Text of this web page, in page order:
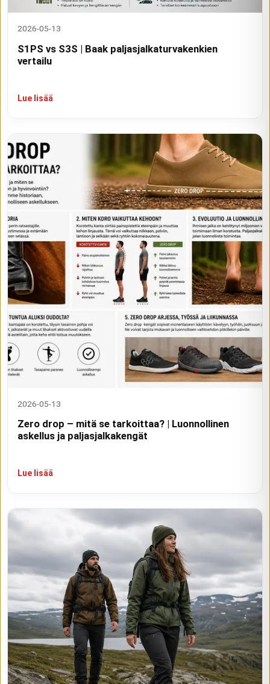
2026-05-13
S1PS vs S3S | Baak paljasjalkaturvakenkien
vertailu
Lue lisää
2026-05-13
Zero drop – mitä se tarkoittaa? | Luonnollinen
askellus ja paljasjalkakengät
Lue lisää